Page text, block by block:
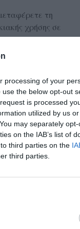
processing of your
the below opt-out
is processed
utilized by us
may separately
on the IAB’s list of
third parties on the
third parties.
τη
χρήσης σε
του σώματος
θεραπεία. Ενώ
περιοχές για
να στοχεύσετε
της πλάτης.
έχετε βιώσει
εκεί και, ως
έχετε μια
που
γύρω από τη
συσκευές